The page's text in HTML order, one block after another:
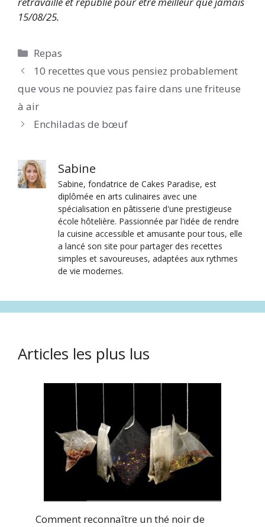
15/08/25.
Catégories
Repas
10 recettes que vous pensiez probablement
que vous ne pouviez pas faire dans une friteuse
à air
Enchiladas de bœuf
Sabine
Sabine, fondatrice de Cakes Paradise, est
diplômée en arts culinaires avec une
spécialisation en pâtisserie d'une prestigieuse
école hôtelière. Passionnée par l'idée de rendre
la cuisine accessible et amusante pour tous, elle
a lancé son site pour partager des recettes
simples et savoureuses, adaptées aux rythmes
de vie modernes.
Articles les plus lus
Comment reconnaître un thé noir de